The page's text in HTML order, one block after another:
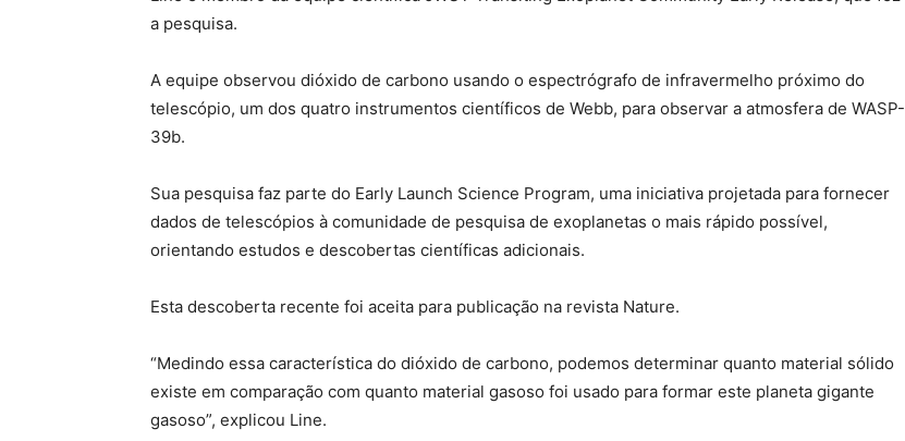
a pesquisa.
A equipe observou dióxido de carbono usando o espectrógrafo de infravermelho próximo do
telescópio, um dos quatro instrumentos científicos de Webb, para observar a atmosfera de WASP-
39b.
Sua pesquisa faz parte do Early Launch Science Program, uma iniciativa projetada para fornecer
dados de telescópios à comunidade de pesquisa de exoplanetas o mais rápido possível,
orientando estudos e descobertas científicas adicionais.
Esta descoberta recente foi aceita para publicação na revista Nature.
“Medindo essa característica do dióxido de carbono, podemos determinar quanto material sólido
existe em comparação com quanto material gasoso foi usado para formar este planeta gigante
gasoso”, explicou Line.